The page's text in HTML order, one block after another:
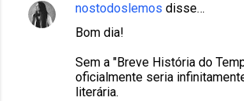
C
nostodoslemos disse…
Bom dia!
Sem a "Breve História do
oficialmente seria
literária.